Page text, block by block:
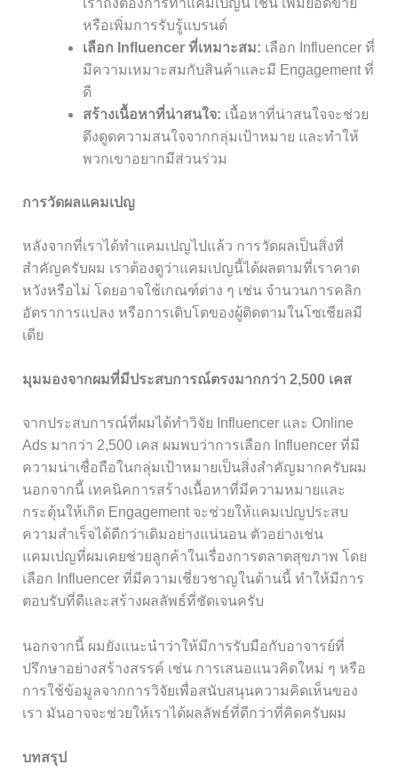
หรือเพิ่มการรับรู้แบรนด์
เลือก Influencer ที่เหมาะสม: เลือก Influencer ที่
มีความเหมาะสมกับสินค้าและมี Engagement ที่
ดี
สร้างเนื้อหาที่น่าสนใจ: เนื้อหาที่น่าสนใจจะช่วย
ดึงดูดความสนใจจากกลุ่มเป้าหมาย และทำให้
พวกเขาอยากมีส่วนร่วม
การวัดผลแคมเปญ
หลังจากที่เราได้ทำแคมเปญไปแล้ว การวัดผลเป็นสิ่งที่
สำคัญครับผม เราต้องดูว่าแคมเปญนี้ได้ผลตามที่เราคาด
หวังหรือไม่ โดยอาจใช้เกณฑ์ต่าง ๆ เช่น จำนวนการคลิก
อัตราการแปลง หรือการเติบโตของผู้ติดตามในโซเชียลมี
เดีย
มุมมองจากผมที่มีประสบการณ์ตรงมากกว่า 2,500 เคส
จากประสบการณ์ที่ผมได้ทำวิจัย Influencer และ Online
Ads มากว่า 2,500 เคส ผมพบว่าการเลือก Influencer ที่มี
ความน่าเชื่อถือในกลุ่มเป้าหมายเป็นสิ่งสำคัญมากครับผม
นอกจากนี้ เทคนิคการสร้างเนื้อหาที่มีความหมายและ
กระตุ้นให้เกิด Engagement จะช่วยให้แคมเปญประสบ
ความสำเร็จได้ดีกว่าเดิมอย่างแน่นอน ตัวอย่างเช่น
แคมเปญที่ผมเคยช่วยลูกค้าในเรื่องการตลาดสุขภาพ โดย
เลือก Influencer ที่มีความเชี่ยวชาญในด้านนี้ ทำให้มีการ
ตอบรับที่ดีและสร้างผลลัพธ์ที่ชัดเจนครับ
นอกจากนี้ ผมยังแนะนำว่าให้มีการรับมือกับอาจารย์ที่
ปรึกษาอย่างสร้างสรรค์ เช่น การเสนอแนวคิดใหม่ ๆ หรือ
การใช้ข้อมูลจากการวิจัยเพื่อสนับสนุนความคิดเห็นของ
เรา มันอาจจะช่วยให้เราได้ผลลัพธ์ที่ดีกว่าที่คิดครับผม
บทสรุป